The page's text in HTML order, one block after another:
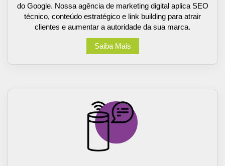
do Google. Nossa agência de marketing digital aplica SEO
técnico, conteúdo estratégico e link building para atrair
clientes e aumentar a autoridade da sua marca.
Saiba Mais